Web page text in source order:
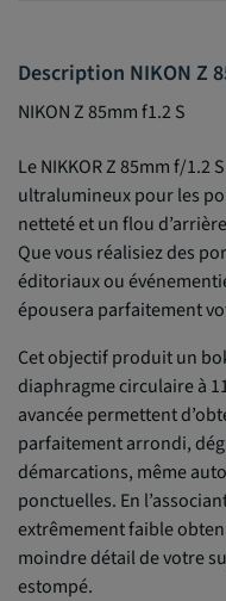
Description NIKON Z
NIKON Z 85mm f1.2 S
Le NIKKOR Z 85mm f/
ultralumineux pour les
netteté et un flou
Que vous réalisiez des
éditoriaux ou
épousera parfaitement
Cet objectif produit un
diaphragme circulaire à
avancée permettent
parfaitement arrondi,
démarcations, même
ponctuelles. En
extrêmement faible
moindre détail de votre
estompé.